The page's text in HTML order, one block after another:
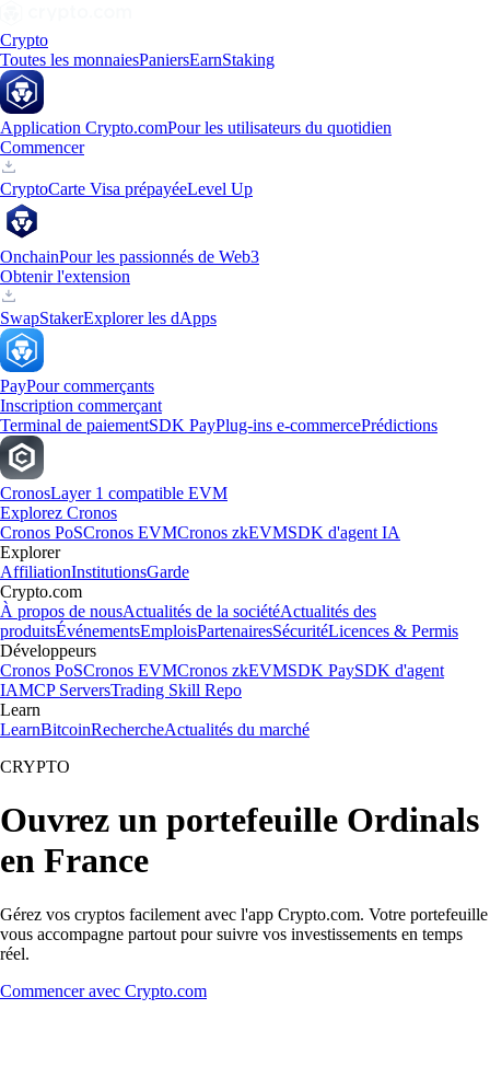
Crypto
Toutes les monnaiesPaniersEarnStaking
Application Crypto.comPour les utilisateurs du quotidien
Commencer
CryptoCarte Visa prépayéeLevel Up
OnchainPour les passionnés de Web3
Obtenir l'extension
SwapStakerExplorer les dApps
PayPour commerçants
Inscription commerçant
Terminal de paiementSDK PayPlug-ins e-commercePrédictions
CronosLayer 1 compatible EVM
Explorez Cronos
Cronos PoSCronos EVMCronos zkEVMSDK d'agent IA
Explorer
AffiliationInstitutionsGarde
Crypto.com
À propos de nousActualités de la sociétéActualités des
produitsÉvénementsEmploisPartenairesSécuritéLicences & Permis
Développeurs
Cronos PoSCronos EVMCronos zkEVMSDK PaySDK d'agent
IAMCP ServersTrading Skill Repo
Learn
LearnBitcoinRechercheActualités du marché
CRYPTO
Ouvrez un portefeuille Ordinals
en France
Gérez vos cryptos facilement avec l'app Crypto.com. Votre portefeuille
vous accompagne partout pour suivre vos investissements en temps
réel.
Commencer avec Crypto.com